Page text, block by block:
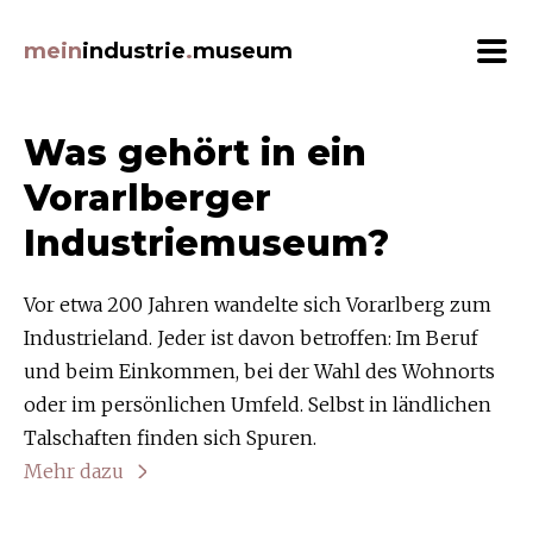
meinindustrie.museum
ArbeitnehmerInnen (22)
Architektur (24)
Auszeichnungen (8)
Ernährung (20)
Ereignisse (18)
Erfindungen (20)
Erzeugnisse (38)
Gebäude (33)
Was gehört in ein
Vorarlberger
Industriemuseum?
Vor etwa 200 Jahren wandelte sich Vorarlberg zum
Industrieland. Jeder ist davon betroffen: Im Beruf
und beim Einkommen, bei der Wahl des Wohnorts
oder im persönlichen Umfeld. Selbst in ländlichen
Talschaften finden sich Spuren.
Mehr dazu